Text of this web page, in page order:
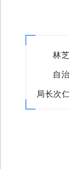
林
自
局长次